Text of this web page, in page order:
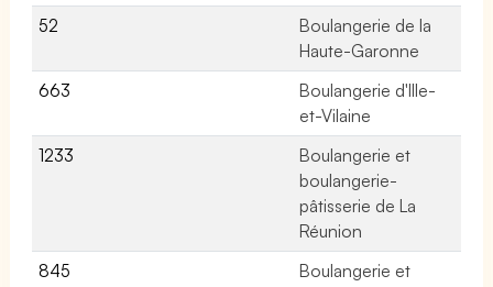
52
Boulangerie de la
Haute-Garonne
663
Boulangerie d'Ille-
et-Vilaine
1233
Boulangerie et
boulangerie-
pâtisserie de La
Réunion
845
Boulangerie et